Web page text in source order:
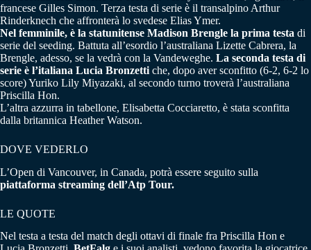
francese Gilles Simon. Terza testa di serie è il transalpino Arthur
Rinderknech che affronterà lo svedese Elias Ymer.
Nel femminile, è la statunitense Madison Brengle la prima testa di
serie del seeding. Battuta all’esordio l’australiana Lizette Cabrera, la
Brengle, adesso, se la vedrà con la Vandeweghe. La seconda testa di
serie è l’italiana Lucia Bronzetti che, dopo aver sconfitto (6-2, 6-2 lo
score) Yuriko Lily Miyazaki, al secondo turno troverà l’australiana
Priscilla Hon.
L’altra azzurra in tabellone, Elisabetta Cocciaretto, è stata sconfitta
dalla britannica Heather Watson.
DOVE VEDERLO
L’Open di Vancouver, in Canada, potrà essere seguito sulla
piattaforma streaming dell’Atp Tour.
LE QUOTE
Nel testa a testa del match degli ottavi di finale fra Priscilla Hon e